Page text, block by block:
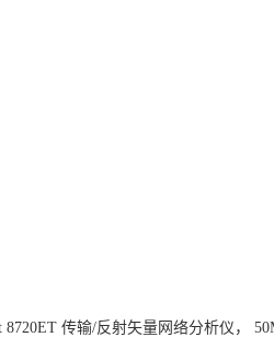
8720ET 传输/反射矢量网络分析仪，